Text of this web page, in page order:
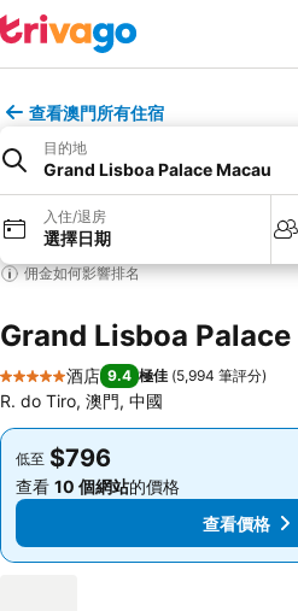
查看澳門所有住宿
目的地
Grand Lisboa Palace Macau
入住/退房
選擇日期
佣金如何影響排名
Grand Lisboa
5 星級
酒店 9.4 極佳 (5,994 筆評分)
R. do Tiro, 澳門, 中國
低至 $796
查看 10 個網站的價格
查看價格
低至 $796
查看 10 個網站的價格
查看價格